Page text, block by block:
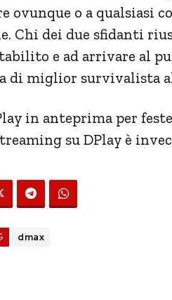
o a qualsiasi
Chi dei due sfidanti
e ad arrivare al
di miglior survivalista
in anteprima per
su DPlay è
dmax